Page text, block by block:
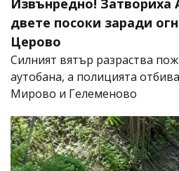
Извънредно!
двете посоки заради
Церово
Силният вятър разраства
аутобана, а полицията
Мирово и Гелеменово